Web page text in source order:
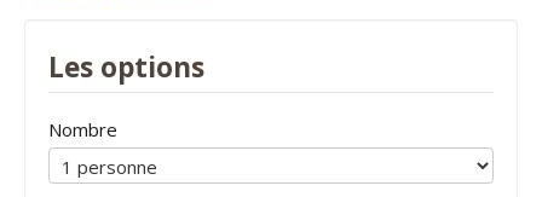
Les options
Nombre